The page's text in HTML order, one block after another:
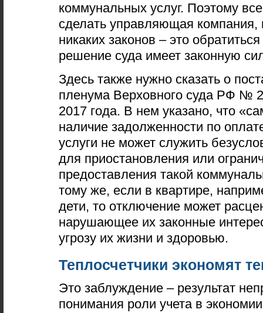
коммунальных услуг. Поэтому
сделать управляющая компания,
никаких законов – это
решение суда имеет законную
Здесь также нужно сказать о
пленума Верховного суда РФ №
2017 года. В нем указано, что
наличие задолженности по
услуги не может служить
для приостановления или
предоставления такой
тому же, если в квартире,
дети, то отключение может
нарушающее их законные
угрозу их жизни и здоровью.
Теплосчетчики экономят
Это заблуждение – результат
понимания роли учета в